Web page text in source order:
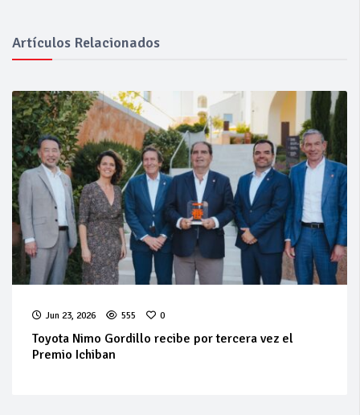
Artículos Relacionados
Jun 23, 2026 555 0
Toyota Nimo Gordillo recibe por tercera vez el
Premio Ichiban